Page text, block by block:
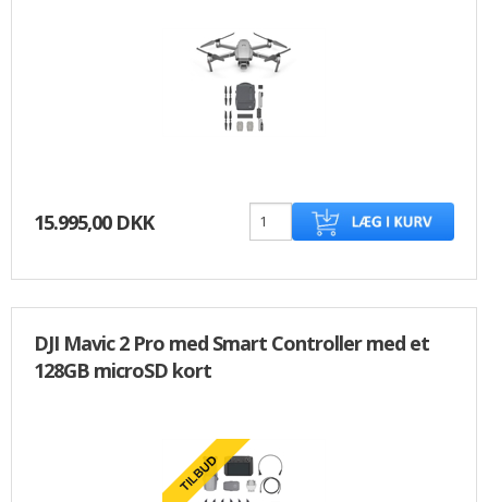
15.995,00 DKK
DJI Mavic 2 Pro med Smart Controller med et
128GB microSD kort